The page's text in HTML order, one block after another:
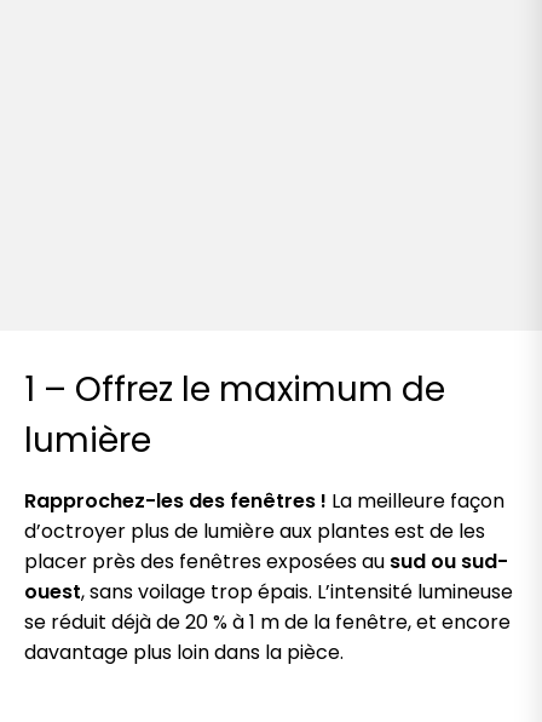
1 – Offrez le maximum de
lumière
Rapprochez-les des fenêtres ! La meilleure façon
d’octroyer plus de lumière aux plantes est de les
placer près des fenêtres exposées au sud ou sud-
ouest, sans voilage trop épais. L’intensité lumineuse
se réduit déjà de 20 % à 1 m de la fenêtre, et encore
davantage plus loin dans la pièce.